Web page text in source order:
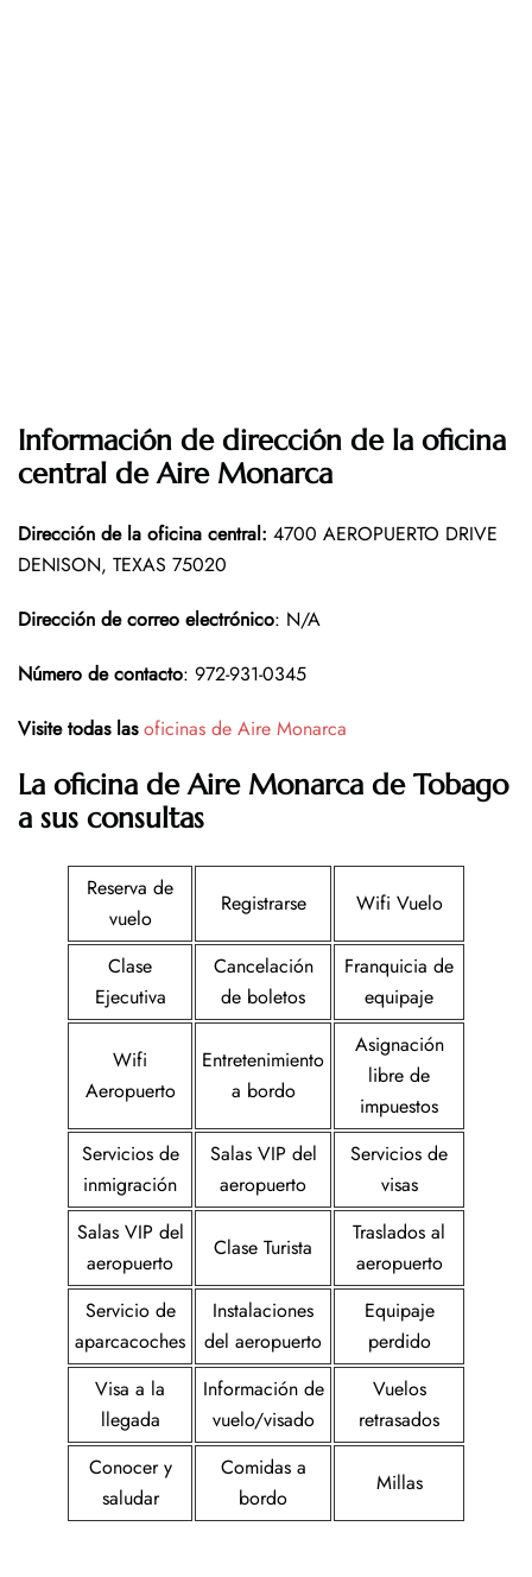
Información de dirección de la oficina
central de Aire Monarca
Dirección de la oficina central: 4700 AEROPUERTO DRIVE
DENISON, TEXAS 75020
Dirección de correo electrónico: N/A
Número de contacto: 972-931-0345
Visite todas las oficinas de Aire Monarca
La oficina de Aire Monarca de Tobago
a sus consultas
Reserva de
vuelo
Registrarse Wifi Vuelo
Clase
Ejecutiva
Cancelación
de boletos
Franquicia de
equipaje
Wifi
Aeropuerto
Entretenimiento
a bordo
Asignación
libre de
impuestos
Servicios de
inmigración
Salas VIP del
aeropuerto
Servicios de
visas
Salas VIP del
aeropuerto
Clase Turista
Traslados al
aeropuerto
Servicio de
aparcacoches
Instalaciones
del aeropuerto
Equipaje
perdido
Visa a la
llegada
Información de
vuelo/visado
Vuelos
retrasados
Conocer y
saludar
Comidas a
bordo
Millas